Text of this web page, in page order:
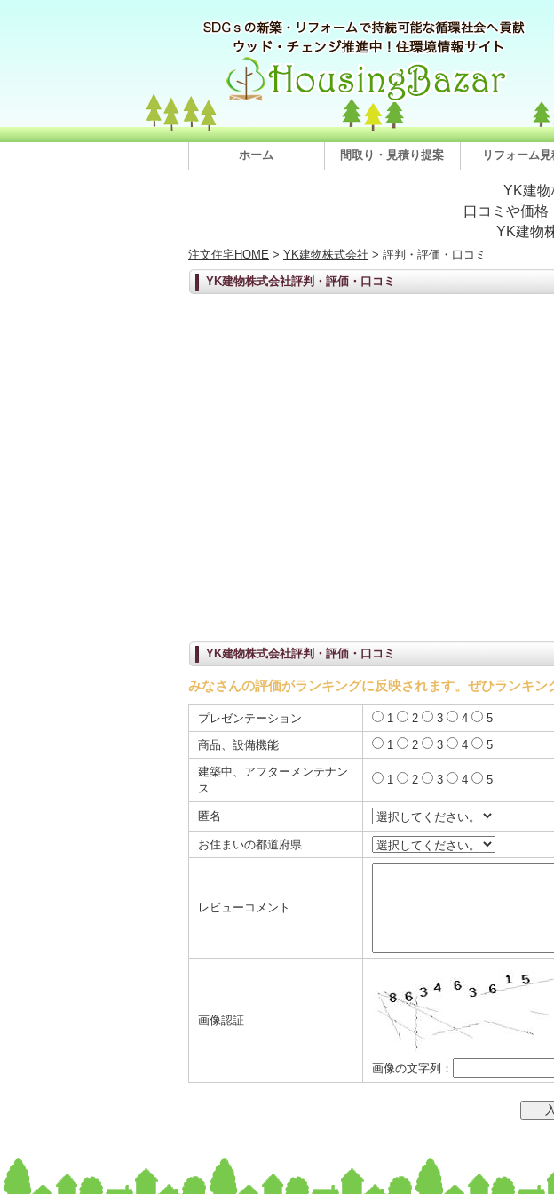
ホーム 間取り・見積り提案 リフォーム見
YK建物
口コミや価格
YK建物
注文住宅HOME > YK建物株式会社 > 評判・評価・口コミ
YK建物株式会社評判・評価・口コミ
YK建物株式会社評判・評価・口コミ
みなさんの評価がランキングに反映されます。ぜひランキン
プレゼンテーション 1 2 3 4 5
商品、設備機能
1 2 3 4 5
建築中、アフターメンテナン
ス
1 2 3 4 5
匿名
お住まいの都道府県
レビューコメント
画像認証
画像の文字列：